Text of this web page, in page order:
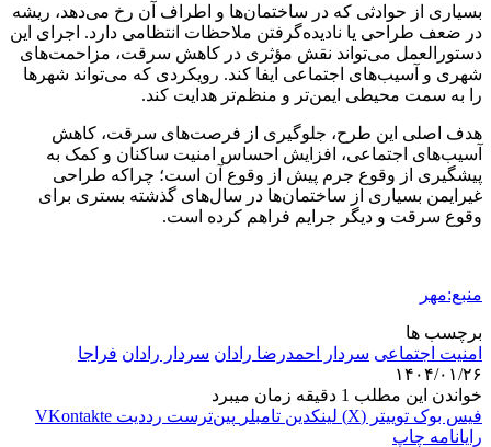
بسیاری از حوادثی که در ساختمان‌ها و اطراف آن رخ می‌دهد، ریشه
در ضعف طراحی یا نادیده‌گرفتن ملاحظات انتظامی دارد. اجرای این
دستورالعمل می‌تواند نقش مؤثری در کاهش سرقت، مزاحمت‌های
شهری و آسیب‌های اجتماعی ایفا کند. رویکردی که می‌تواند شهرها
را به سمت محیطی ایمن‌تر و منظم‌تر هدایت کند.
هدف اصلی این طرح، جلوگیری از فرصت‌های سرقت، کاهش
آسیب‌های اجتماعی، افزایش احساس امنیت ساکنان و کمک به
پیشگیری از وقوع جرم پیش از وقوع آن است؛ چراکه طراحی
غیرایمن بسیاری از ساختمان‌ها در سال‌های گذشته بستری برای
وقوع سرقت و دیگر جرایم فراهم کرده است.
منبع:مهر
برچسب ها
امنیت اجتماعی سردار احمدرضا رادان سردار رادان فراجا
۱۴۰۴/۰۱/۲۶
خواندن این مطلب 1 دقیقه زمان میبرد
فیس بوک توییتر (X) لینکدین ‫تامبلر ‫پین‌ترست ‫رددیت ‫VKontakte
رایانامه چاپ